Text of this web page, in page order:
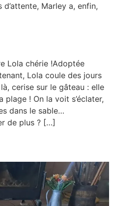
Marley a, enfin,
Lola chérie !Adoptée
Lola coule des jours
cerise sur le gâteau : elle
! On la voit s’éclater,
dans le sable…
de plus ? […]